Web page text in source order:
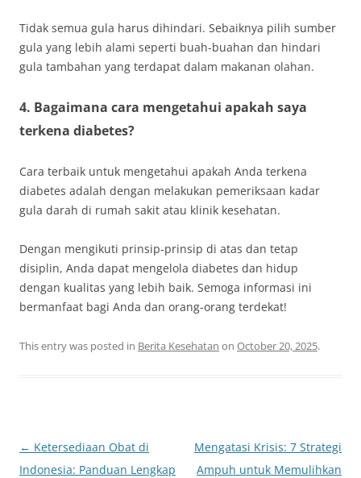
Tidak semua gula harus dihindari. Sebaiknya pilih sumber
gula yang lebih alami seperti buah-buahan dan hindari
gula tambahan yang terdapat dalam makanan olahan.
4. Bagaimana cara mengetahui apakah saya
terkena diabetes?
Cara terbaik untuk mengetahui apakah Anda terkena
diabetes adalah dengan melakukan pemeriksaan kadar
gula darah di rumah sakit atau klinik kesehatan.
Dengan mengikuti prinsip-prinsip di atas dan tetap
disiplin, Anda dapat mengelola diabetes dan hidup
dengan kualitas yang lebih baik. Semoga informasi ini
bermanfaat bagi Anda dan orang-orang terdekat!
This entry was posted in Berita Kesehatan on October 20, 2025.
Post
navigation
← Ketersediaan Obat di
Indonesia: Panduan Lengkap
Mengatasi Krisis: 7 Strategi
Ampuh untuk Memulihkan